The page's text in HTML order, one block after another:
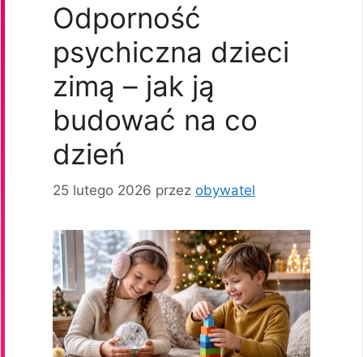
Odporność
psychiczna dzieci
zimą – jak ją
budować na co
dzień
25 lutego 2026 przez obywatel